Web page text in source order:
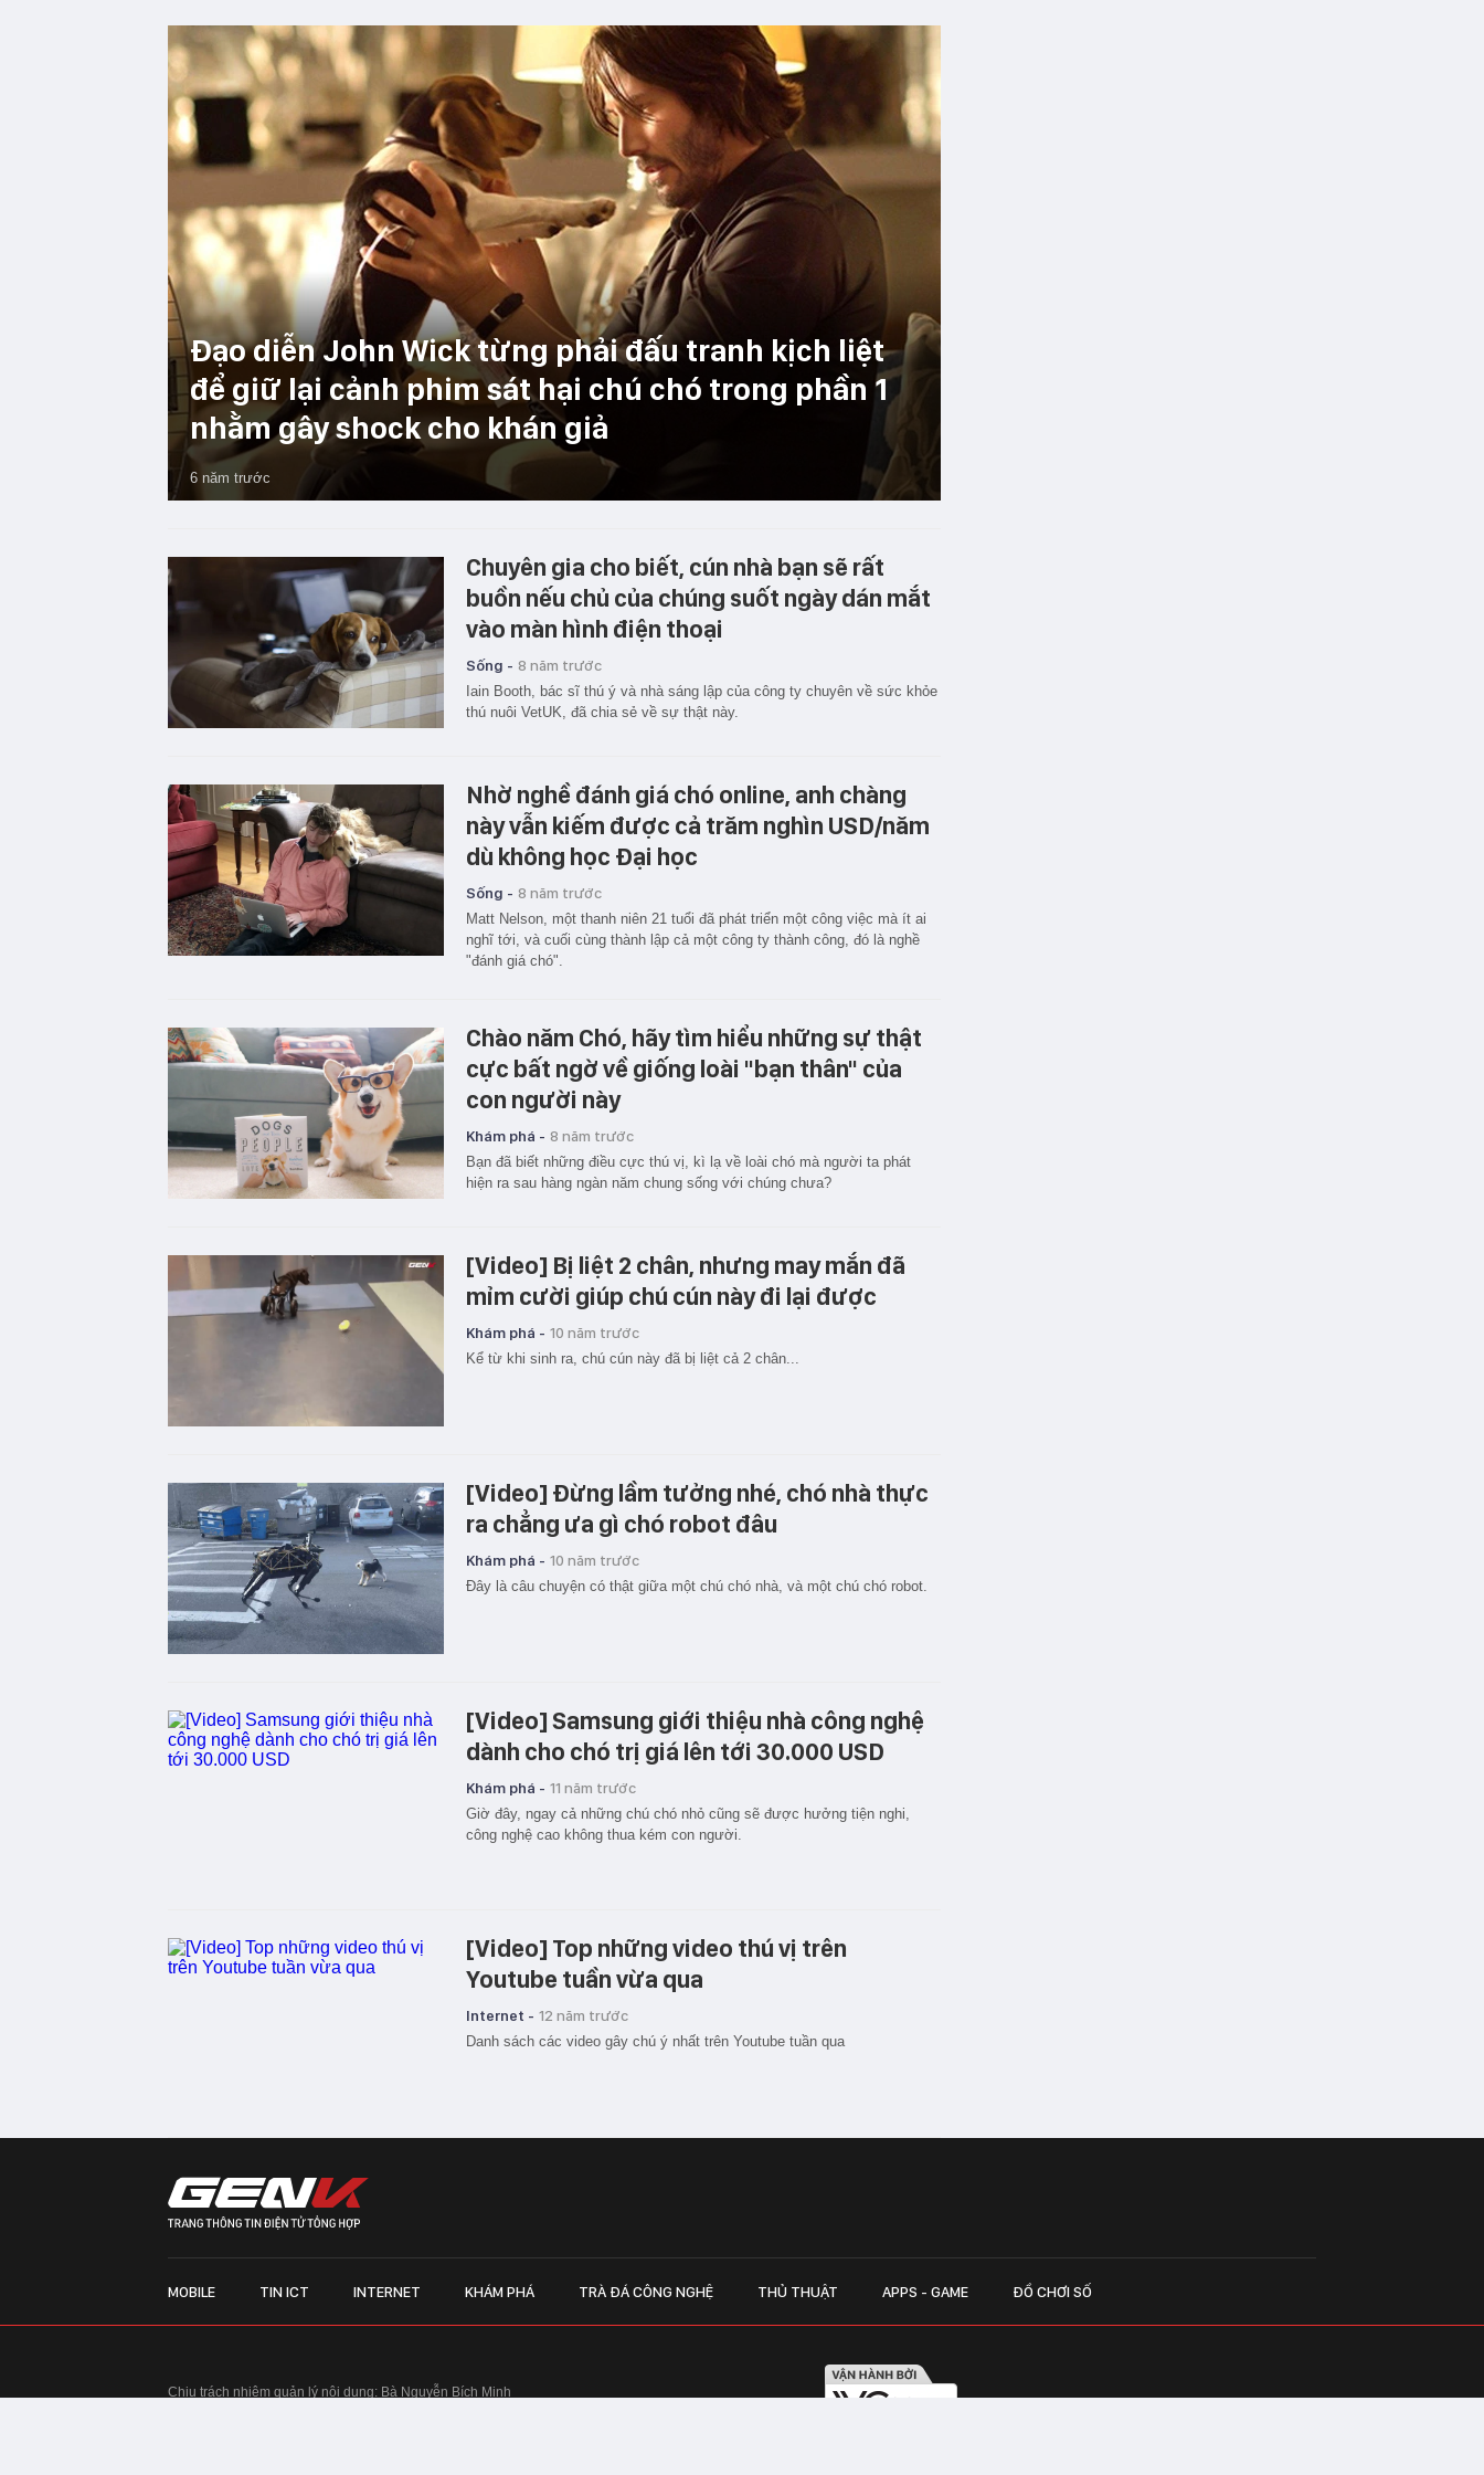
Đạo diễn John Wick từng phải đấu tranh kịch liệt
để giữ lại cảnh phim sát hại chú chó trong phần 1
nhằm gây shock cho khán giả
6 năm trước
Chuyên gia cho biết, cún nhà bạn sẽ rất
buồn nếu chủ của chúng suốt ngày dán mắt
vào màn hình điện thoại
Sống - 8 năm trước
Iain Booth, bác sĩ thú ý và nhà sáng lập của công ty chuyên về sức khỏe
thú nuôi VetUK, đã chia sẻ về sự thật này.
Nhờ nghề đánh giá chó online, anh chàng
này vẫn kiếm được cả trăm nghìn USD/năm
dù không học Đại học
Sống - 8 năm trước
Matt Nelson, một thanh niên 21 tuổi đã phát triển một công việc mà ít ai
nghĩ tới, và cuối cùng thành lập cả một công ty thành công, đó là nghề
"đánh giá chó".
Chào năm Chó, hãy tìm hiểu những sự thật
cực bất ngờ về giống loài "bạn thân" của
con người này
Khám phá - 8 năm trước
Bạn đã biết những điều cực thú vị, kì lạ về loài chó mà người ta phát
hiện ra sau hàng ngàn năm chung sống với chúng chưa?
[Video] Bị liệt 2 chân, nhưng may mắn đã
mỉm cười giúp chú cún này đi lại được
Khám phá - 10 năm trước
Kể từ khi sinh ra, chú cún này đã bị liệt cả 2 chân...
[Video] Đừng lầm tưởng nhé, chó nhà thực
ra chẳng ưa gì chó robot đâu
Khám phá - 10 năm trước
Đây là câu chuyện có thật giữa một chú chó nhà, và một chú chó robot.
[Video] Samsung giới thiệu nhà công nghệ
dành cho chó trị giá lên tới 30.000 USD
Khám phá - 11 năm trước
Giờ đây, ngay cả những chú chó nhỏ cũng sẽ được hưởng tiện nghi,
công nghệ cao không thua kém con người.
[Video] Top những video thú vị trên
Youtube tuần vừa qua
Internet - 12 năm trước
Danh sách các video gây chú ý nhất trên Youtube tuần qua
MOBILE TIN ICT INTERNET KHÁM PHÁ TRÀ ĐÁ CÔNG NGHỆ THỦ THUẬT APPS - GAME ĐỒ CHƠI SỐ
Chịu trách nhiệm quản lý nội dung: Bà Nguyễn Bích Minh